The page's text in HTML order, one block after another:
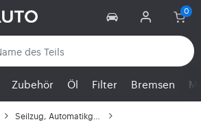
Zubehör Öl Filter Bremsen